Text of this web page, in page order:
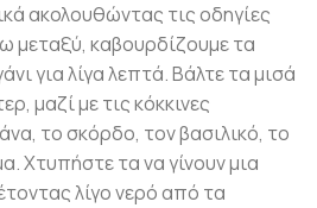
ακολουθώντας τις οδηγίες
μεταξύ, καβουρδίζουμε τα
για λίγα λεπτά. Βάλτε τα μισά
μαζί με τις κόκκινες
το σκόρδο, τον βασιλικό, το
Χτυπήστε τα να γίνουν μια
λίγο νερό από τα